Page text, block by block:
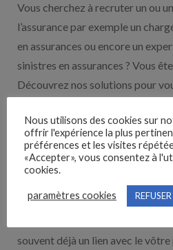
Vous cherchez à recruter un ou
l’assurance par exemple un
en assurances ou encore un
sinistres en assurances ? Vous
Découvrez nos solutions pour
Nos solutions
Découvrez nos partenaires !
multidiffuseurs, sites payant…
souvent déjà un lien avec le
Nous utilisons des cookies sur
offrir l'expérience la plus
préférences et les visites
«Accepter», vous consentez à
cookies.
paramètres cookies REFUSER